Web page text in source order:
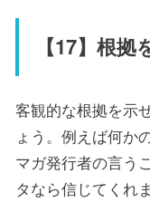
【17】根
客観的な根拠を示
ょう。例えば何か
マガ発行者の言う
タなら信じてくれ